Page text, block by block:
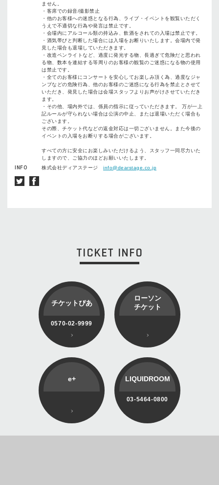
ません。
・客席での録音/撮影禁止
・他のお客様への迷惑となる行為、ライブ・イベントを観覧いただく
うえで不適切な行為や発言は禁止です。
・会場内にアルコール類の持込み、飲酒をされての入場は禁止です。
・酒気帯びと判断した場合には入場をお断りいたします。会場内で発
見した場合も退場していただきます。
・改造ペンライトなど、過度に発光する物、長過ぎて危険だと思われ
る物、数本を連結する等周りのお客様の観覧のご迷惑になる物の使用
は禁止です。
・全てのお客様にコンサートを安心してお楽しみ頂く為、過度なジャ
ンプなどの危険行為、他のお客様のご迷惑になる行為を禁止とさせて
いただき、発見した場合は会場スタッフよりお声がけさせていただき
ます。
・その他、場内外では、係員の指示に従っていただきます。 万が一上
記ルールが守られない場合は公演の中止、または退場いただく場合も
ございます。
その際、チケット代などの返金対応は一切ございません。また今後の
イベントの入場をお断りする場合がございます。
すべての方に安全にお楽しみいただけるよう、スタッフ一同尽力いた
しますので、ご協力のほどお願いいたします。
INFO
株式会社ディアステージ info@dearstage.co.jp
TICKET INFO
チケットぴあ
0570-02-9999
ローソン
チケット
e+ LIQUIDROOM
03-5464-0800